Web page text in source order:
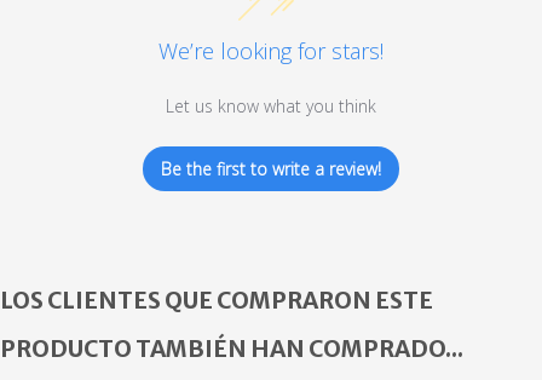
We’re looking for stars!
Let us know what you think
Be the first to write a review!
LOS CLIENTES QUE COMPRARON ESTE
PRODUCTO TAMBIÉN HAN COMPRADO...